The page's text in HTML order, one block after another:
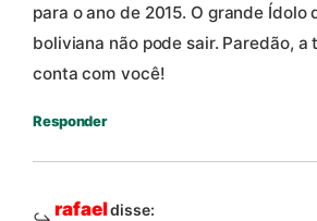
para o ano de 2015. O grande Ídolo
boliviana não pode sair. Paredão,
conta com você!
Responder
rafaeldisse: